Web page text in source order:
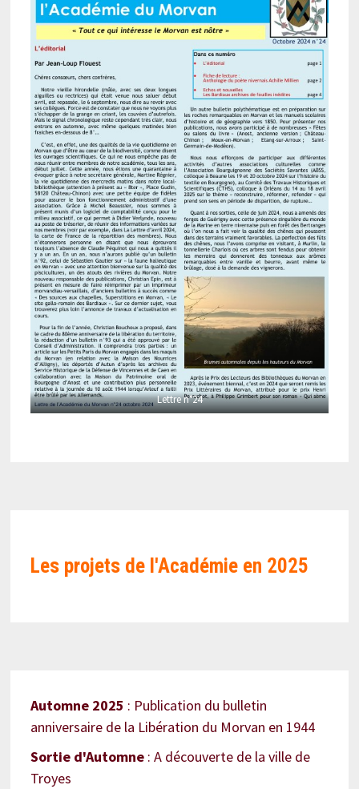
Lettre n°24
Les projets de l'Académie en 2025
Automne 2025 : Publication du bulletin
anniversaire de la Libération du Morvan en 1944
Sortie d'Automne : A découverte de la ville de
Troyes